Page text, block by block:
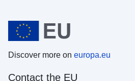
Discover more on europa.eu
Contact the EU